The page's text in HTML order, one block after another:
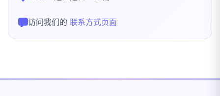
访问我们的 联系方式页面